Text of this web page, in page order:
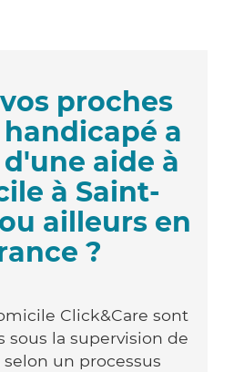
proches
a
aide à
à Saint-
ailleurs en
?
Click&Care sont
sous la supervision de
un processus